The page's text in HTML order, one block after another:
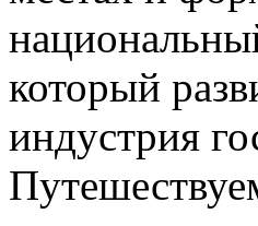
который
индустрия